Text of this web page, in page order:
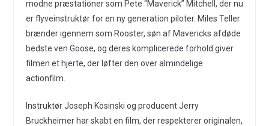
modne præstationer som Pete “Maverick” Mitchell, der nu
er flyveinstruktør for en ny generation piloter. Miles Teller
brænder igennem som Rooster, søn af Mavericks afdøde
bedste ven Goose, og deres komplicerede forhold giver
filmen et hjerte, der løfter den over almindelige
actionfilm.
Instruktør Joseph Kosinski og producent Jerry
Bruckheimer har skabt en film, der respekterer originalen,